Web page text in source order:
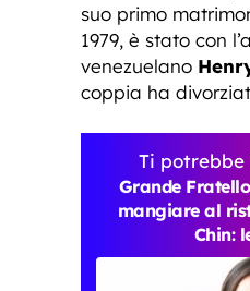
suo primo
1979, è stato con
venezuelano
coppia ha
Ti potrebbe
Grande
mangiare al
Chin: